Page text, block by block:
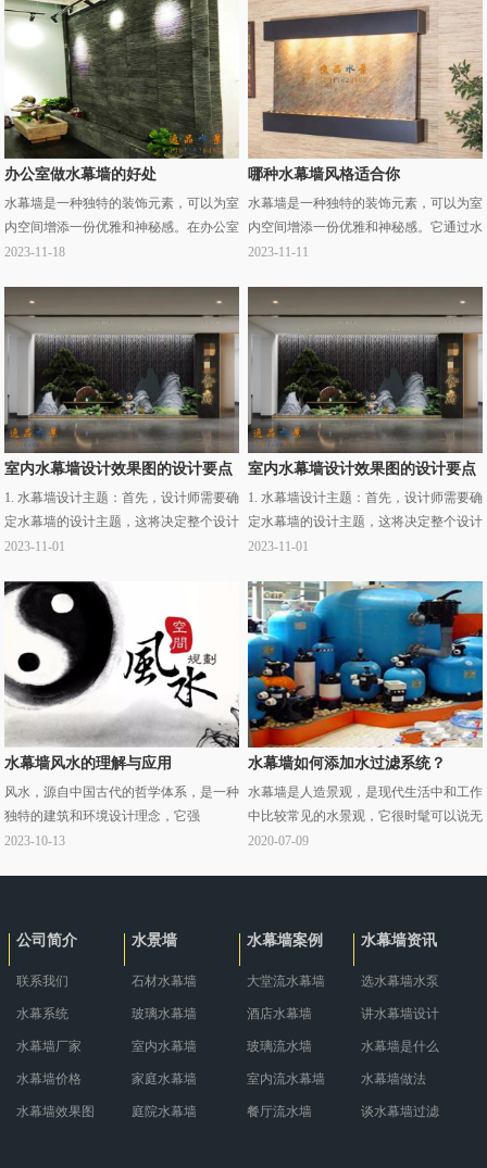
办公室做水幕墙的好处
水幕墙是一种独特的装饰元素，可以为室
内空间增添一份优雅和神秘感。在办公室
中引入水幕墙可以带来许多好处，不仅能
环境，提高··· ...
2023-11-18
哪种水幕墙风格适合你
水幕墙是一种独特的装饰元素，可以为室
内空间增添一份优雅和神秘感。它通过水
流的流动和喷射形成的水花、水雾等效
的风格样式多··· ...
2023-11-11
室内水幕墙设计效果图的设计要点
1. 水幕墙设计主题：首先，设计师需要确
定水幕墙的设计主题，这将决定整个设计
的风格和元素。主题可以是自然、现代、
墙的材料··· ...
2023-11-01
室内水幕墙设计效果图的设计要点
1. 水幕墙设计主题：首先，设计师需要确
定水幕墙的设计主题，这将决定整个设计
的风格和元素。主题可以是自然、现代、
墙的材料··· ...
2023-11-01
水幕墙风水的理解与应用
风水，源自中国古代的哲学体系，是一种
独特的建筑和环境设计理念，它强
调"气"的流动和分布，以及人与自然环境
2023-10-13
水幕墙如何添加水过滤系统？
水幕墙是人造景观，是现代生活中和工作
中比较常见的水景观，它很时髦可以说无
处不在，融入了我们的生活，我们的工
2020-07-09
公司简介
联系我们
水幕系统
水幕墙厂家
水幕墙价格
水幕墙效果图
水景墙
石材水幕墙
玻璃水幕墙
室内水幕墙
家庭水幕墙
庭院水幕墙
水幕墙案例
大堂流水幕墙
酒店水幕墙
玻璃流水墙
室内流水幕墙
餐厅流水墙
水幕墙资讯
选水幕墙水泵
讲水幕墙设计
水幕墙是什么
水幕墙做法
谈水幕墙过滤